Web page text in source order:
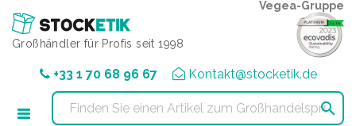
Großhändler für Profis seit 1998
Vegea-Gruppe
+33 1 70 68 96 67 Kontakt@stocketik.de
